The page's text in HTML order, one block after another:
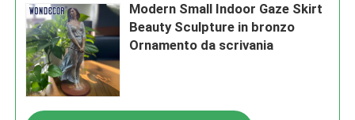
Modern Small Indoor Gaze Skirt
Beauty Sculpture in bronzo
Ornamento da scrivania